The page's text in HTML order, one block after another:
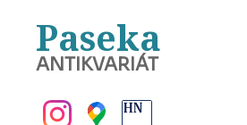
Paseka
ANTIKVARIÁT